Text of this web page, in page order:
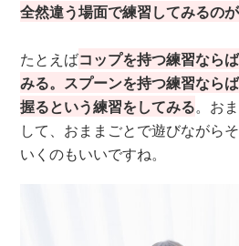
全然違う場面で練習してみるの
たとえばコップを持つ練習なら
みる。スプーンを持つ練習なら
握るという練習をしてみる。お
して、おままごとで遊びながら
いくのもいいですね。